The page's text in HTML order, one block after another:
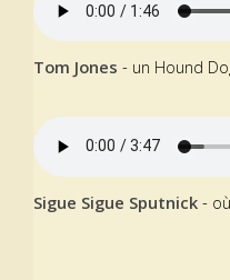
Tom Jones - un Hound
Sigue Sigue Sputnick -